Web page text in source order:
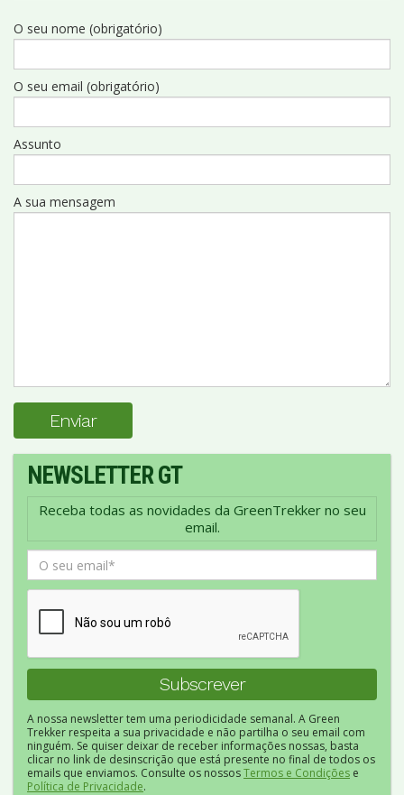
O seu nome (obrigatório)
O seu email (obrigatório)
Confirm your email (required)
Assunto
A sua mensagem
Enviar
NEWSLETTER GT
Receba todas as novidades da GreenTrekker no seu
email.
A nossa newsletter tem uma periodicidade semanal. A Green
Trekker respeita a sua privacidade e não partilha o seu email com
ninguém. Se quiser deixar de receber informações nossas, basta
clicar no link de desinscrição que está presente no final de todos os
emails que enviamos. Consulte os nossosTermos e Condições e
Política de Privacidade.